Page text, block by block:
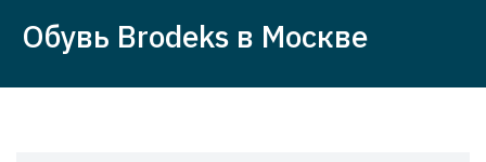
Обувь Brodeks в Москве